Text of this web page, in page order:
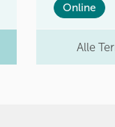
Online
Alle